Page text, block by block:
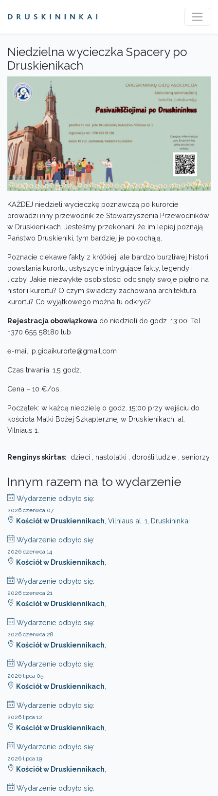
Niedzielna wycieczka Spacery po
Druskienikach
KAŻDEJ niedzieli wycieczkę poznawczą po kurorcie
prowadzi inny przewodnik ze Stowarzyszenia Przewodników
w Druskienikach. Jesteśmy przekonani, że im lepiej poznają
Państwo Druskieniki, tym bardziej je pokochają.
Poznacie ciekawe fakty z krótkiej, ale bardzo burzliwej historii
powstania kurortu, usłyszycie intrygujące fakty, legendy i
liczby. Jakie niezwykłe osobistości odcisnęły swoje piętno na
historii kurortu? O czym świadczy zachowana architektura
kurortu? Co wyjątkowego można tu odkryć?
Rejestracja obowiązkowa do niedzieli do godz. 13:00. Tel.
+370 655 58180 lub
e-mail: p.gidaikurorte@gmail.com
Czas trwania: 1,5 godz.
Cena – 10 €/os.
Początek: w każdą niedzielę o godz. 15:00 przy wejściu do
kościoła Matki Bożej Szkaplerznej w Druskienikach, al.
Vilniaus 1.
Renginys skirtas: dzieci , nastolatki , dorośli ludzie , seniorzy
Innym razem na to wydarzenie
Wydarzenie odbyło się:
2026 czerwca 07
Kościół w Druskiennikach , Vilniaus al. 1, Druskininkai
Wydarzenie odbyło się:
2026 czerwca 14
Kościół w Druskiennikach
Wydarzenie odbyło się:
2026 czerwca 21
Kościół w Druskiennikach
Wydarzenie odbyło się:
2026 czerwca 28
Kościół w Druskiennikach
Wydarzenie odbyło się:
2026 lipca 05
Kościół w Druskiennikach
Wydarzenie odbyło się:
2026 lipca 12
Kościół w Druskiennikach
Wydarzenie odbyło się:
2026 lipca 19
Kościół w Druskiennikach
Wydarzenie odbyło się: